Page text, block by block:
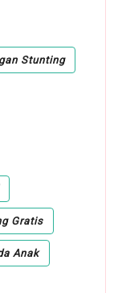
Stunting
Gratis
Anak